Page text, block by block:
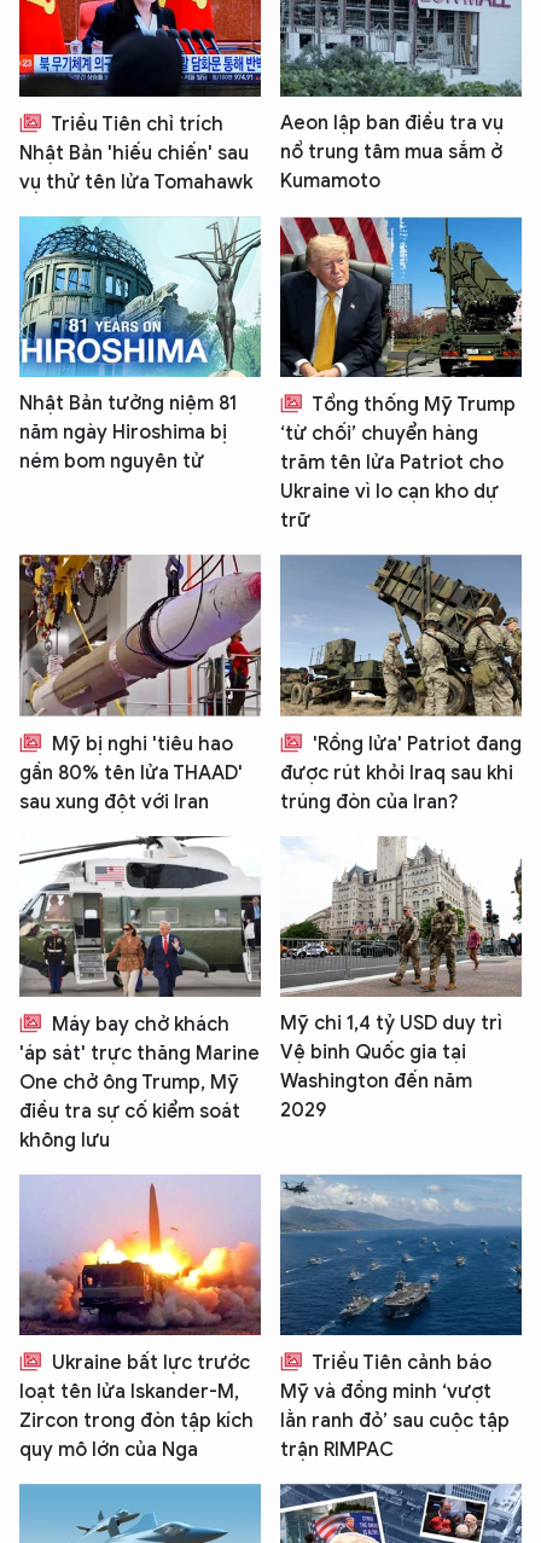
Triều Tiên chỉ trích
Nhật Bản 'hiếu chiến' sau
vụ thử tên lửa Tomahawk
Aeon lập ban điều tra vụ
nổ trung tâm mua sắm ở
Kumamoto
Nhật Bản tưởng niệm 81
năm ngày Hiroshima bị
ném bom nguyên tử
Tổng thống Mỹ Trump
‘từ chối’ chuyển hàng
trăm tên lửa Patriot cho
Ukraine vì lo cạn kho dự
trữ
Mỹ bị nghi 'tiêu hao
gần 80% tên lửa THAAD'
sau xung đột với Iran
'Rồng lửa' Patriot đang
được rút khỏi Iraq sau khi
trúng đòn của Iran?
Máy bay chở khách
'áp sát' trực thăng Marine
One chở ông Trump, Mỹ
điều tra sự cố kiểm soát
không lưu
Mỹ chi 1,4 tỷ USD duy trì
Vệ binh Quốc gia tại
Washington đến năm
2029
Ukraine bất lực trước
loạt tên lửa Iskander-M,
Zircon trong đòn tập kích
quy mô lớn của Nga
Triều Tiên cảnh báo
Mỹ và đồng minh ‘vượt
lằn ranh đỏ’ sau cuộc tập
trận RIMPAC